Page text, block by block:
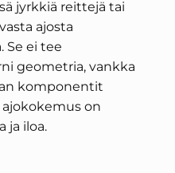
jyrkkiä reittejä tai
ajosta
Se ei tee
geometria, vankka
komponentit
on
ja iloa.